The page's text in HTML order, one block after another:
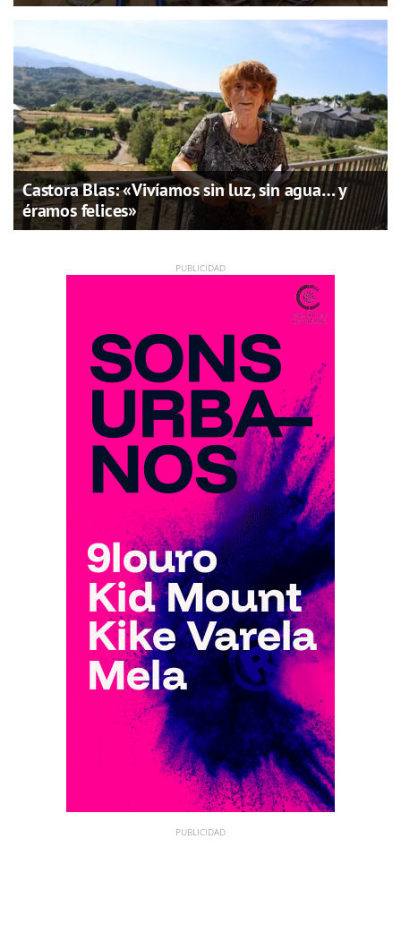
Castora Blas: «Vivíamos sin luz, sin agua… y
éramos felices»